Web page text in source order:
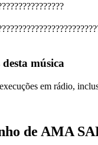
música
em rádio,
de AMA